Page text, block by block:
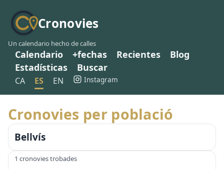
Cronovies
Un calendario hecho de calles
Calendario +fechas Recientes
Blog
Estadísticas
Buscar
CA ES EN Instagram
Cronovies per població
Bellvís
1 cronovies trobades